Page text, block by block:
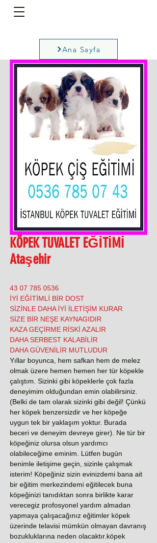
Ana Sayfa
KÖPEK TUVALET EĞİTİMİ
Ataşehir
0536 785 07 43
İYİ EĞİTİMLİ BİR DOST
SİZİNLE DAHA İYİ İLETİŞİM KURAR
SİZE BİR NEŞE KAYNAGIDIR
KAZA GEÇİRME RİSKİ AZALIR
DAHA SERBEST KALABİLİR
DAHA GÜVENİLİR MUTLUDUR
Yıllar boyunca, hem safkan hem de melez
olmak üzere hemen hemen her tür köpekle
çalıştım. Sizinki gibi köpeklerle çok fazla
deneyimim olduğundan emin olabilirsiniz.
(Belki de tam olarak sizinki gibi değil! Çünkü
her köpek benzersizdir ve her köpeğe
uygun tek bir yaklaşım yoktur. Burada
beceri ve deneyim devreye girer). Ne tür bir
köpeğiniz olursa olsun yardımcı
olabileceğime eminim. Lütfen bugün
benimle iletişime geçin, sizinle çalışmak
isterim! Köpeğiniz sizin evinizdemi bana ait
bir eğitim merkezindemi eğitilecek buna
köpeğinizi tanıdıktan sonra birlikte karar
verecegiz profosyonel yardım almadan
yapmaya çalışacağınız eğitimler köpek
üzerinde telavisi mümkün olmayan davranış
bozukluklarına neden olacaktır.köpek